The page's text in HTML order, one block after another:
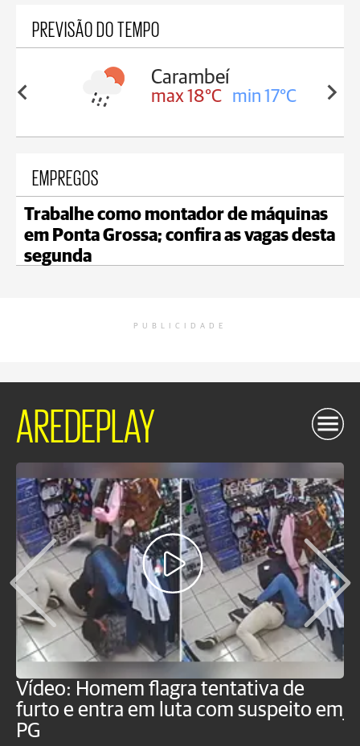
PREVISÃO DO TEMPO
18°C
Carambeí
max 18°C min 17°C
EMPREGOS
Trabalhe como montador de máquinas
em Ponta Grossa; confira as vagas desta
segunda
PUBLICIDADE
AREDEPLAY
Vídeo: Homem flagra tentativa de
furto e entra em luta com suspeito em
PG